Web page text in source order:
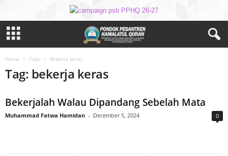
Home Tags Bekerja keras
Tag: bekerja keras
Bekerjalah Walau Dipandang Sebelah Mata
Muhammad Fatwa Hamidan - December 5, 2024 0